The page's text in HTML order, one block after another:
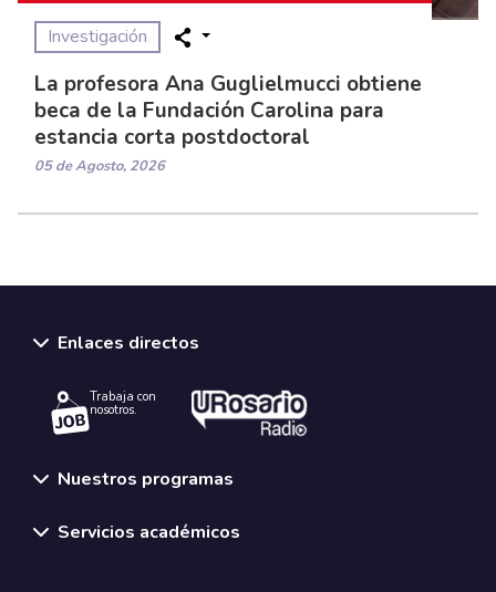
Investigación
La profesora Ana Guglielmucci obtiene
beca de la Fundación Carolina para
estancia corta postdoctoral
05 de Agosto, 2026
Enlaces directos
Trabaja con
nosotros.
Nuestros programas
Servicios académicos